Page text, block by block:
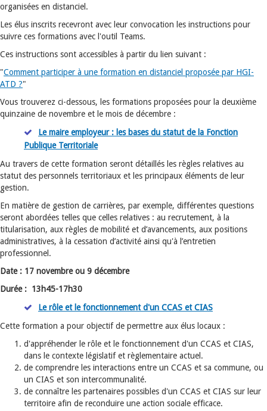
organisées en distanciel.
Les élus inscrits recevront avec leur convocation les instructions pour
suivre ces formations avec l'outil Teams.
Ces instructions sont accessibles à partir du lien suivant :
"Comment participer à une formation en distanciel proposée par HGI-
ATD ?"
Vous trouverez ci-dessous, les formations proposées pour la deuxième
quinzaine de novembre et le mois de décembre :
Le maire employeur : les bases du statut de la Fonction
Publique Territoriale
Au travers de cette formation seront détaillés les règles relatives au
statut des personnels territoriaux et les principaux éléments de leur
gestion.
En matière de gestion de carrières, par exemple, différentes questions
seront abordées telles que celles relatives : au recrutement, à la
titularisation, aux règles de mobilité et d’avancements, aux positions
administratives, à la cessation d’activité ainsi qu'à l’entretien
professionnel.
Date : 17 novembre ou 9 décembre
Durée : 13h45-17h30
Le rôle et le fonctionnement d'un CCAS et CIAS
Cette formation a pour objectif de permettre aux élus locaux :
d'appréhender le rôle et le fonctionnement d'un CCAS et CIAS,
dans le contexte législatif et règlementaire actuel.
de comprendre les interactions entre un CCAS et sa commune, ou
un CIAS et son intercommunalité.
de connaître les partenaires possibles d'un CCAS et CIAS sur leur
territoire afin de reconduire une action sociale efficace.